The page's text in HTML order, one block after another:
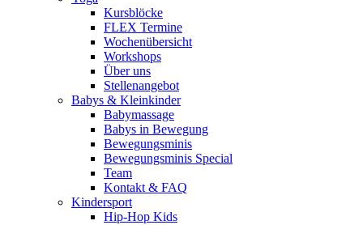
Kursblöcke
FLEX Termine
Wochenübersicht
Workshops
Über uns
Stellenangebot
Babys & Kleinkinder
Babymassage
Babys in Bewegung
Bewegungsminis
Bewegungsminis Special
Team
Kontakt & FAQ
Kindersport
Hip-Hop Kids